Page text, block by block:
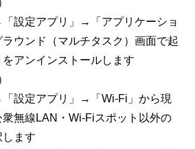
「設定アプリ」→「アプリケーショ
ウンド（マルチタスク）画面で起
アンインストールします
「設定アプリ」→「Wi-Fi」から現
無線LAN・Wi-Fiスポット以外の
します